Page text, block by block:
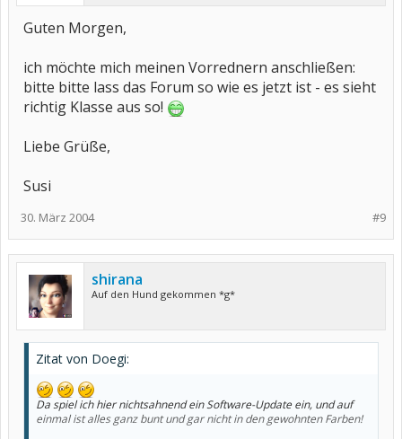
Guten Morgen,
ich möchte mich meinen Vorrednern anschließen:
bitte bitte lass das Forum so wie es jetzt ist - es sieht
richtig Klasse aus so!
Liebe Grüße,
Susi
#9
30. März 2004
shirana
Auf den Hund gekommen *g*
Zitat von Doegi:
Da spiel ich hier nichtsahnend ein Software-Update ein, und auf
einmal ist alles ganz bunt und gar nicht in den gewohnten Farben!